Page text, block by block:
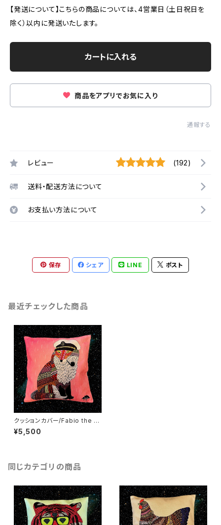
【発送について】こちらの商品については、4営業日（土日祝日を
除く）以内に発送いたします。
カートに入れる
商品をアプリでお気に入り
通報する
レビュー (192)
送料・配送方法について
お支払い方法について
保存 シェア LINE ポスト
最近チェックした商品
クッションカバー/Fabio the F
ox
¥5,500
同じカテゴリの商品